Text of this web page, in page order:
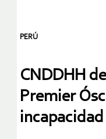
PERÚ
CNDDHH
Premier